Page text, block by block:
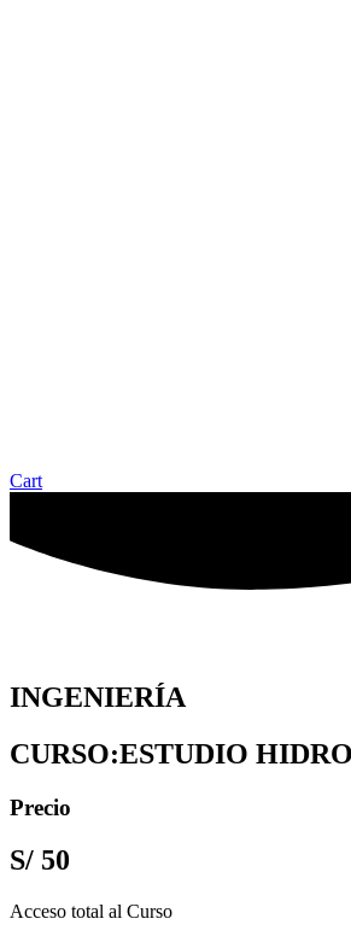
Cart
INGENIERÍA
CURSO:ESTUDIO
Precio
S/ 50
Acceso total al Curso